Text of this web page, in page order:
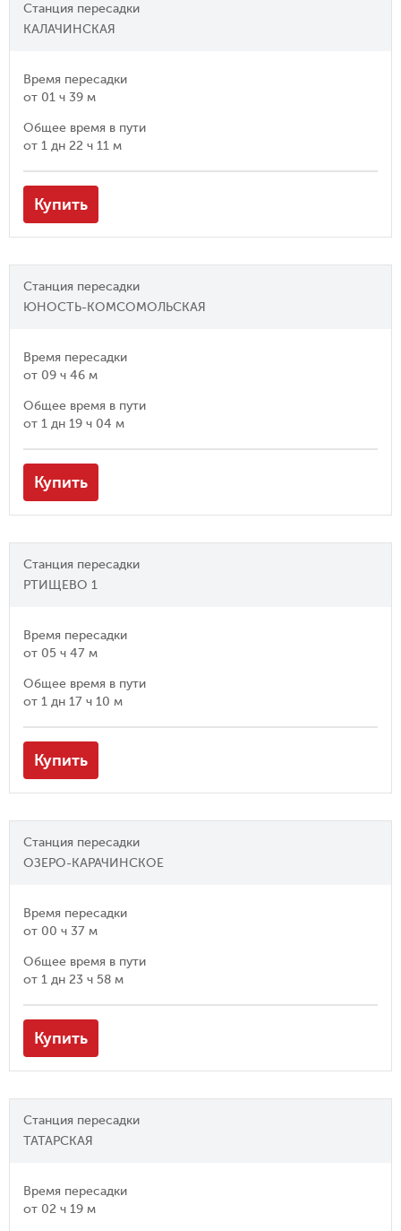
Станция пересадки
КАЛАЧИНСКАЯ
Время пересадки
от 01 ч 39 м
Общее время в пути
от 1 дн 22 ч 11 м
Купить
Станция пересадки
ЮНОСТЬ-КОМСОМОЛЬСКАЯ
Время пересадки
от 09 ч 46 м
Общее время в пути
от 1 дн 19 ч 04 м
Купить
Станция пересадки
РТИЩЕВО 1
Время пересадки
от 05 ч 47 м
Общее время в пути
от 1 дн 17 ч 10 м
Купить
Станция пересадки
ОЗЕРО-КАРАЧИНСКОЕ
Время пересадки
от 00 ч 37 м
Общее время в пути
от 1 дн 23 ч 58 м
Купить
Станция пересадки
ТАТАРСКАЯ
Время пересадки
от 02 ч 19 м